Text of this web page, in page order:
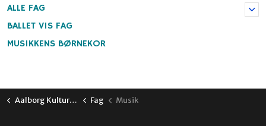
ALLE FAG
BALLET VIS FAG
MUSIKKENS BØRNEKOR
Aalborg Kulturskole Fag Musik